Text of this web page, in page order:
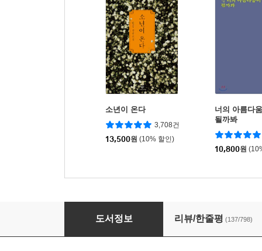
소년이 온다
3,708건
13,500원 (10% 할인)
너의 아름다
될까봐
10,800원
당신의 이름을 지어다가 며칠은 먹었다
도서정보 리뷰/한줄평 (137/798)